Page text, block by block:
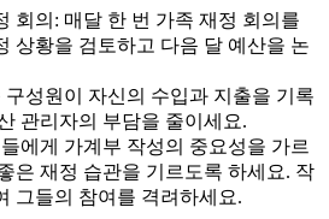
회의: 매달 한 번 가족 재정 회의를
상황을 검토하고 다음 달 예산을 논
구성원이 자신의 수입과 지출을 기록
관리자의 부담을 줄이세요.
에게 가계부 작성의 중요성을 가르
은 재정 습관을 기르도록 하세요. 작
그들의 참여를 격려하세요.